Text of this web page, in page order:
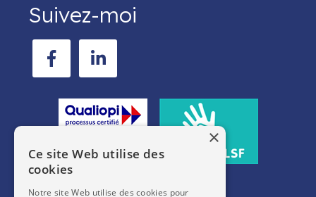
Suivez-moi
×
Ce site Web utilise des
cookies
Notre site Web utilise des cookies pour